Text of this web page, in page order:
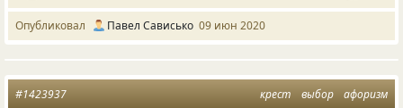
Опубликовал Павел Сависько 09 июн 2020
крест выбор афоризм
#1423937